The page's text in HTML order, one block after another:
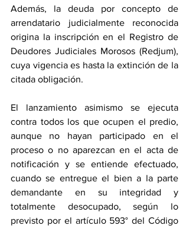
Además, la deuda por concepto de
arrendatario judicialmente reconocida
origina la inscripción en el Registro de
Deudores Judiciales Morosos (Redjum),
cuya vigencia es hasta la extinción de la
citada obligación.
El lanzamiento asimismo se ejecuta
contra todos los que ocupen el predio,
aunque no hayan participado en el
proceso o no aparezcan en el acta de
notificación y se entiende efectuado,
cuando se entregue el bien a la parte
demandante en su integridad y
totalmente desocupado, según lo
previsto por el artículo 593° del Código